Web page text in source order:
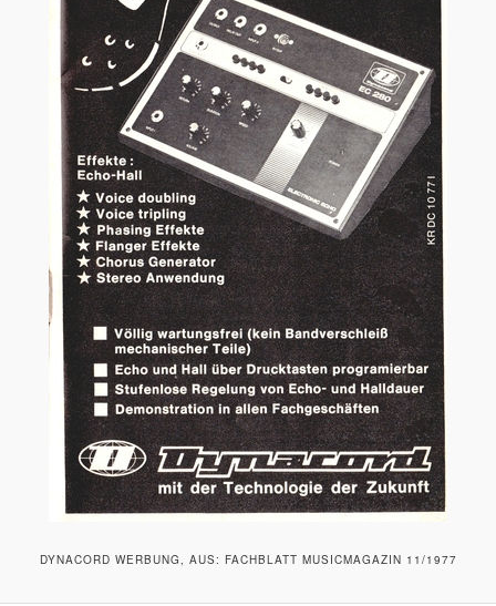
DYNACORD WERBUNG, AUS: FACHBLATT MUSICMAGAZIN 11/1977